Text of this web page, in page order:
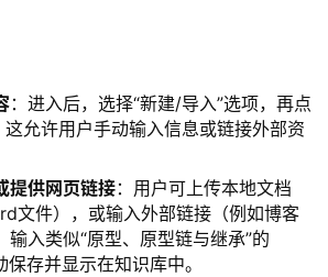
：进入后，选择“新建/导入”选项，再点
这允许用户手动输入信息或链接外部资
提供网页链接：用户可上传本地文档
文件），或输入外部链接（例如博客
输入类似“原型、原型链与继承”的
存并显示在知识库中。